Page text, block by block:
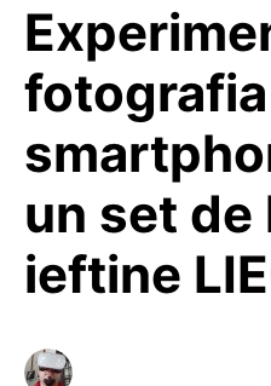
un set de
ieftine